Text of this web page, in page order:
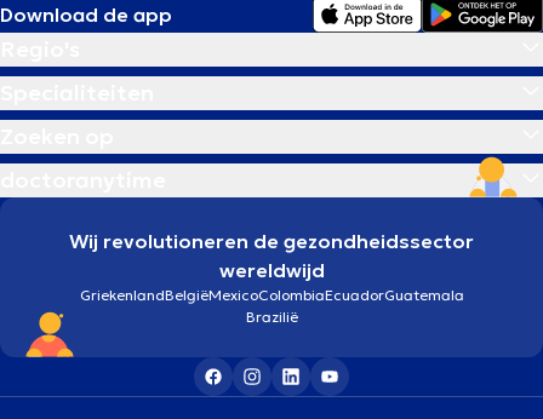
Download de app
Wij revolutioneren de gezondheidssector
wereldwijd
GriekenlandBelgiëMexicoColombiaEcuadorGuatemala
Brazilië